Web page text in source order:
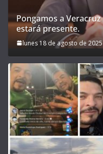
Pongamos a
estará presente.
lunes 18 de agosto de 2025